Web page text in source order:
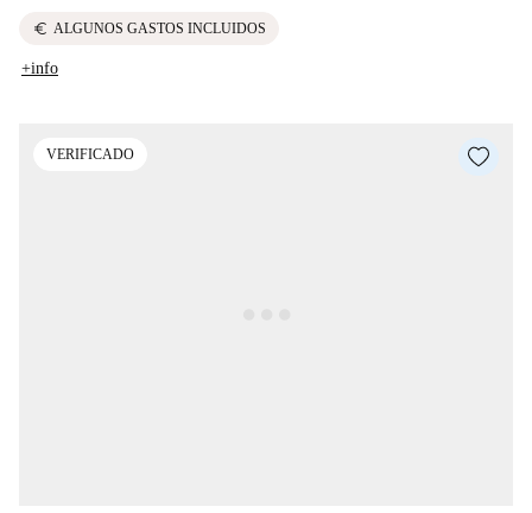
euro ALGUNOS GASTOS INCLUIDOS
+info
VERIFICADO